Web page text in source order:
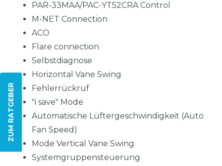
ZUM RATGEBER
PAR-33MAA/PAC-YT52CRA Control
M-NET Connection
ACO
Flare connection
Selbstdiagnose
Horizontal Vane Swing
Fehlerrückruf
"i save" Mode
Automatische Lüftergeschwindigkeit (Auto
Fan Speed)
Mode Vertical Vane Swing
Systemgruppensteuerung